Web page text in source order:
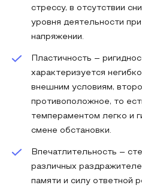
стрессу, в отсутствии
уровня деятельности
напряжении.
Пластичность –
характеризуется
внешним условиям,
противоположное, то
темпераментом легко и
смене обстановки.
Впечатлительность –
различных
памяти и силу ответной